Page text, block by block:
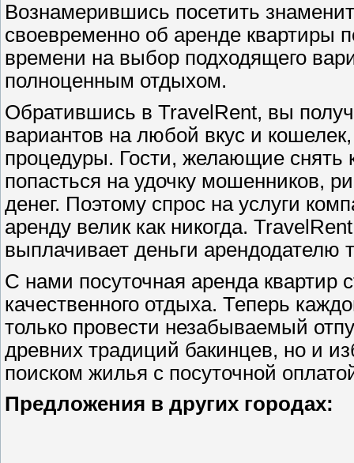
Вознамерившись посетить
своевременно об аренде квартиры
времени на выбор подходящего
полноценным отдыхом.
Обратившись в TravelRent, вы
вариантов на любой вкус и
процедуры. Гости, желающие снять
попасться на удочку мошенников,
денег. Поэтому спрос на услуги
аренду велик как никогда.
выплачивает деньги арендодателю
С нами посуточная аренда квартир
качественного отдыха. Теперь
только провести незабываемый
древних традиций бакинцев, но и
поиском жилья с посуточной
Предложения в других городах: